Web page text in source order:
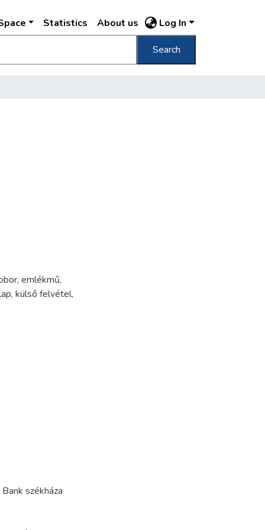
Statistics About us Log In
Search
, emlékmű,
, külső felvétel,
székháza